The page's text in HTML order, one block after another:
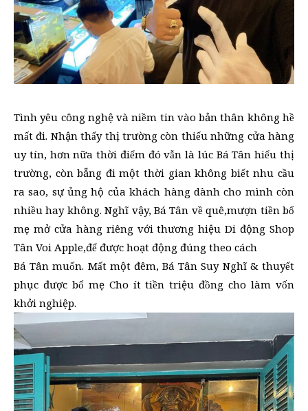
Tình yêu công nghệ và niềm tin vào bản thân không hề
mất đi. Nhận thấy thị trường còn thiếu những cửa hàng
uy tín, hơn nữa thời điểm đó vẫn là lúc Bá Tân hiểu thị
trường, còn bẵng đi một thời gian không biết nhu cầu
ra sao, sự ủng hộ của khách hàng dành cho mình còn
nhiều hay không. Nghĩ vậy, Bá Tân về quê,mượn tiền bố
mẹ mở cửa hàng riêng với thương hiệu Di động Shop
Tân Voi Apple,để được hoạt động đúng theo cách
Bá Tân muốn. Mất một đêm, Bá Tân Suy Nghĩ & thuyết
phục được bố mẹ Cho ít tiền triệu đồng cho làm vốn
khởi nghiệp.